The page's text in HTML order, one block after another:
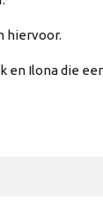
hiervoor.
Ilona die